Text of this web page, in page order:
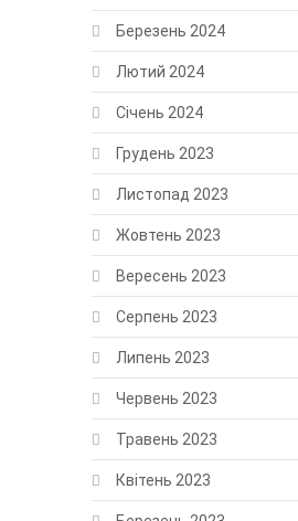
Березень 2024
Лютий 2024
Січень 2024
Грудень 2023
Листопад 2023
Жовтень 2023
Вересень 2023
Серпень 2023
Липень 2023
Червень 2023
Травень 2023
Квітень 2023